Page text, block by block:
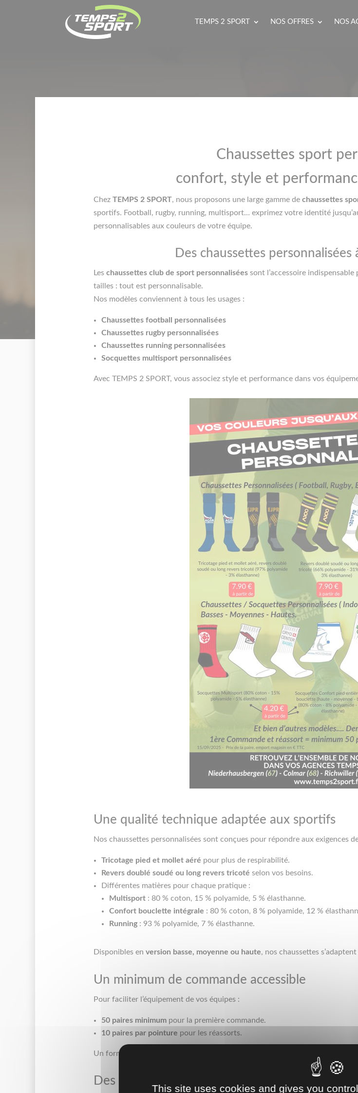
TEMPS 2 SPORT NOS OFFRES NOS
Chaussettes sport
confort, style et
Chez TEMPS 2 SPORT, nous proposons une large gamme de chaussettes
sportifs. Football, rugby, running, multisport… exprimez votre identité
personnalisables aux couleurs de votre équipe.
Des chaussettes personnalisées
Les chaussettes club de sport personnalisées sont l’accessoire
tailles : tout est personnalisable.
Nos modèles conviennent à tous les usages :
Chaussettes football personnalisées
Chaussettes rugby personnalisées
Chaussettes running personnalisées
Socquettes multisport personnalisées
Avec TEMPS 2 SPORT, vous associez style et performance dans vos
Une qualité technique adaptée aux sportifs
Nos chaussettes personnalisées sont conçues pour répondre aux exigences
Tricotage pied et mollet aéré pour plus de respirabilité.
Revers doublé soudé ou long revers tricoté selon vos besoins.
Différentes matières pour chaque pratique :
Multisport : 80 % coton, 15 % polyamide, 5 % élasthanne.
Confort bouclette intégrale : 80 % coton, 8 % polyamide, 12 %
Running : 93 % polyamide, 7 % élasthanne.
Disponibles en version basse, moyenne ou haute, nos chaussettes
Un minimum de commande accessible
Pour faciliter l’équipement de vos équipes :
50 paires minimum pour la première commande.
10 paires par pointure pour les réassorts.
Un format idéal pour clubs sportifs, entreprises et organisateurs d’événements.
Des prix compétitifs dès 7,90 € TTC la paire
This site uses cookies and gives you